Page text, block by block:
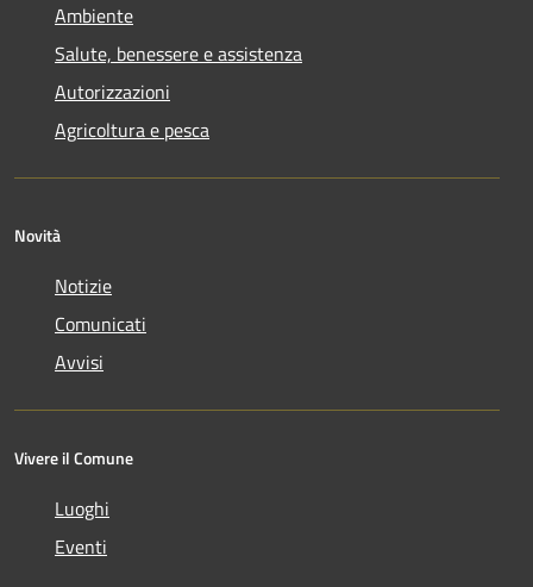
Ambiente
Salute, benessere e assistenza
Autorizzazioni
Agricoltura e pesca
Novità
Notizie
Comunicati
Avvisi
Vivere il Comune
Luoghi
Eventi